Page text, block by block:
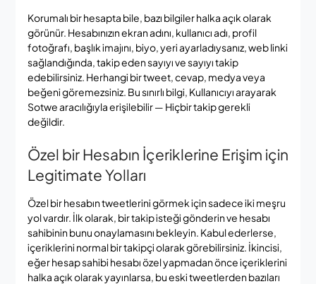
Korumalı bir hesapta bile, bazı bilgiler halka açık olarak
görünür. Hesabınızın ekran adını, kullanıcı adı, profil
fotoğrafı, başlık imajını, biyo, yeri ayarladıysanız, web linki
sağlandığında, takip eden sayıyı ve sayıyı takip
edebilirsiniz. Herhangi bir tweet, cevap, medya veya
beğeni göremezsiniz. Bu sınırlı bilgi, Kullanıcıyı arayarak
Sotwe aracılığıyla erişilebilir — Hiçbir takip gerekli
değildir.
Özel bir Hesabın İçeriklerine Erişim için
Legitimate Yolları
Özel bir hesabın tweetlerini görmek için sadece iki meşru
yol vardır. İlk olarak, bir takip isteği gönderin ve hesabı
sahibinin bunu onaylamasını bekleyin. Kabul ederlerse,
içeriklerini normal bir takipçi olarak görebilirsiniz. İkincisi,
eğer hesap sahibi hesabı özel yapmadan önce içeriklerini
halka açık olarak yayınlarsa, bu eski tweetlerden bazıları